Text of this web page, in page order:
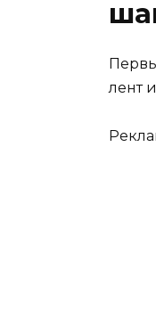
лент